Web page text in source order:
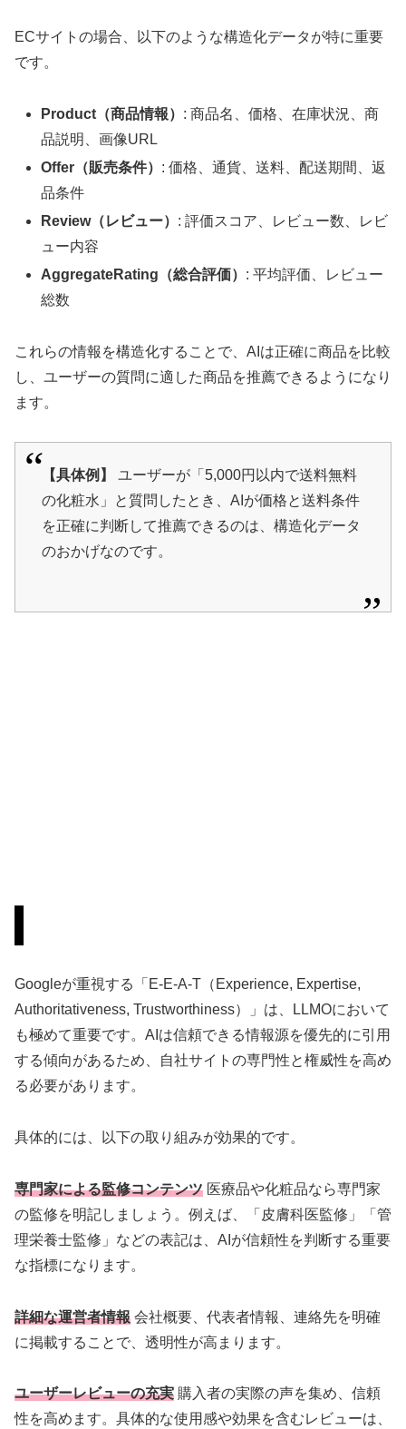
ECサイトの場合、以下のような構造化データが特に重要
です。
Product（商品情報） : 商品名、価格、在庫状況、商
品説明、画像URL
Offer（販売条件） : 価格、通貨、送料、配送期間、返
品条件
Review（レビュー） : 評価スコア、レビュー数、レビ
ュー内容
AggregateRating（総合評価） : 平均評価、レビュー
総数
これらの情報を構造化することで、AIは正確に商品を比較
し、ユーザーの質問に適した商品を推薦できるようになり
ます。
【具体例】
ユーザーが「5,000円以内で送料無料
の化粧水」と質問したとき、AIが価格と送料条件
を正確に判断して推薦できるのは、構造化データ
のおかげなのです。
Googleが重視する「E-E-A-T（Experience, Expertise,
Authoritativeness, Trustworthiness）」は、LLMOにおいて
も極めて重要です。AIは信頼できる情報源を優先的に引用
する傾向があるため、自社サイトの専門性と権威性を高め
る必要があります。
具体的には、以下の取り組みが効果的です。
専門家による監修コンテンツ 医療品や化粧品なら専門家
の監修を明記しましょう。例えば、「皮膚科医監修」「管
理栄養士監修」などの表記は、AIが信頼性を判断する重要
な指標になります。
詳細な運営者情報 会社概要、代表者情報、連絡先を明確
に掲載することで、透明性が高まります。
ユーザーレビューの充実 購入者の実際の声を集め、信頼
性を高めます。具体的な使用感や効果を含むレビューは、